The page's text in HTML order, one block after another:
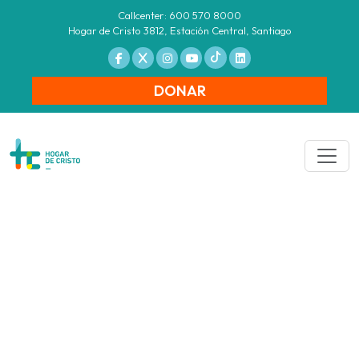
Callcenter: 600 570 8000
Hogar de Cristo 3812, Estación Central, Santiago
DONAR